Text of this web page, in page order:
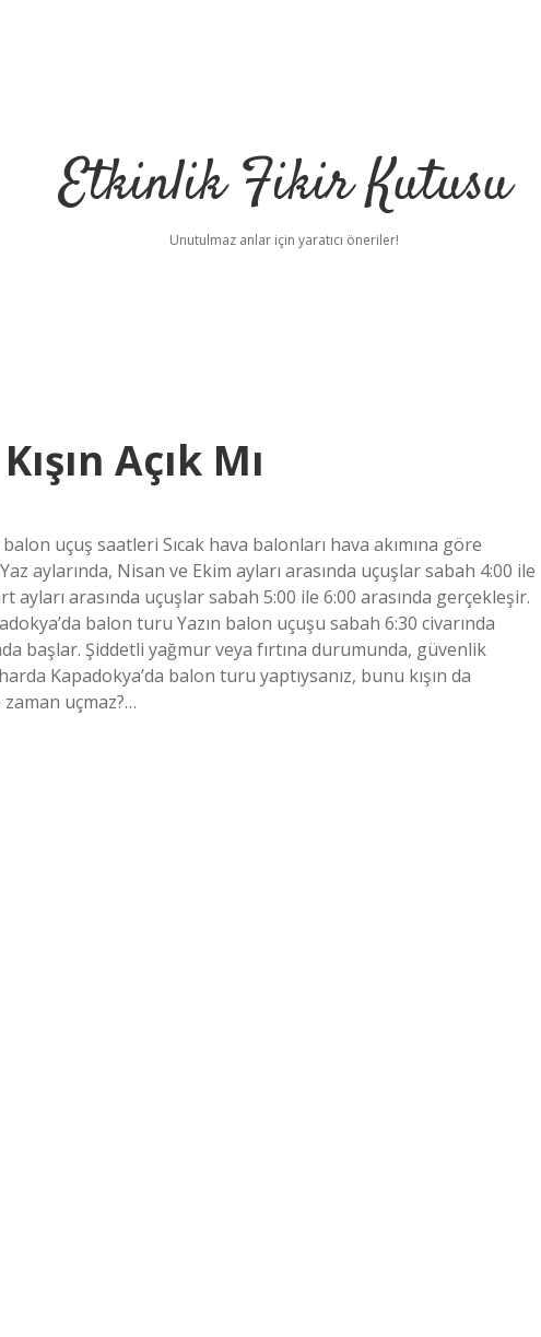
Etkinlik Fikir Kutusu
Unutulmaz anlar için yaratıcı öneriler!
Açık Mı
balon uçuş saatleri Sıcak hava balonları hava akımına göre
aylarında, Nisan ve Ekim ayları arasında uçuşlar sabah 4:00 ile
ayları arasında uçuşlar sabah 5:00 ile 6:00 arasında gerçekleşir.
balon turu Yazın balon uçuşu sabah 6:30 civarında
başlar. Şiddetli yağmur veya fırtına durumunda, güvenlik
Kapadokya’da balon turu yaptıysanız, bunu kışın da
uçmaz?…